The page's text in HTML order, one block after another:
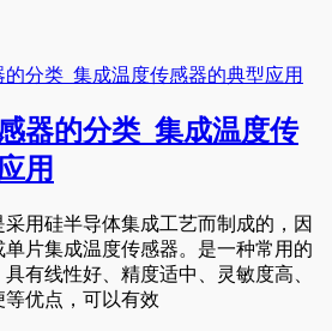
器的分类_集成温度传
用
用硅半导体集成工艺而制成的，因
片集成温度传感器。是一种常用的
有线性好、精度适中、灵敏度高、
优点，可以有效